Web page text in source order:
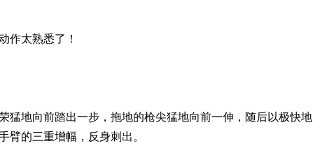
太熟悉了！
向前踏出一步，拖地的枪尖猛地向前一伸，随后以极快地
臂的三重增幅，反身刺出。